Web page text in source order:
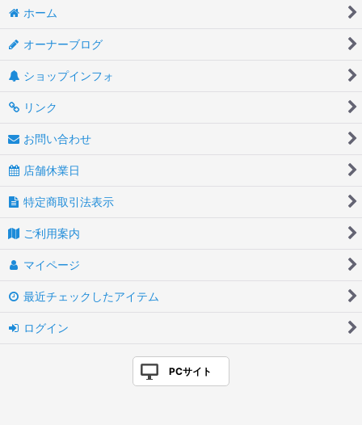
ホーム
オーナーブログ
ショップインフォ
リンク
お問い合わせ
店舗休業日
特定商取引法表示
ご利用案内
マイページ
最近チェックしたアイテム
ログイン
PCサイト